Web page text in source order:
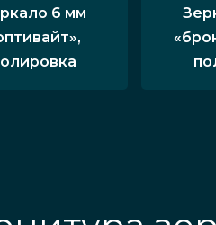
6 мм